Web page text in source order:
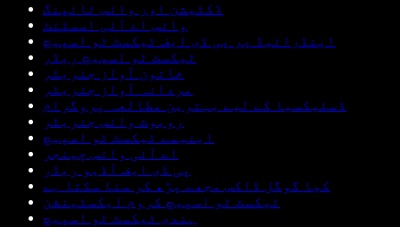
ڈکٹیشن اور وائس ٹائپنگ
وائس اے آئی اسسٹنٹ
اینڈرائیڈ پر پی ڈی ایف ٹیکسٹ ٹو اسپیچ
ٹیکسٹ ٹو اسپیچ ریڈر
خاتون آواز جنریٹر
مردانہ آواز جنریٹر
ڈسلیکسیا کے لیے بہترین مطالعہ پروگرام
روبوٹ وائس جنریٹر
اینیمے ٹیکسٹ ٹو اسپیچ
اے آئی وائس چینجر
پی ڈی ایف آڈیو ریڈر
کیا گوگل ڈاکس مجھے پڑھ کر سنا سکتا ہے
ٹیکسٹ ٹو اسپیچ کروم ایکسٹینشن
ہندی ٹیکسٹ ٹو اسپیچ